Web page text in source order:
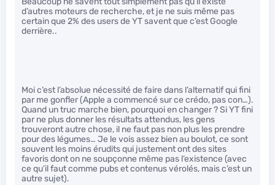
d’autres moteurs de recherche, et je ne suis même pas
certain que 2% des users de YT savent que c’est Google
derrière..
Moi c’est l’absolue nécessité de faire dans l’alternatif qui fini
par me gonfler (Apple a commencé sur ce crédo, pas con…).
Quand un truc marche bien, pourquoi en changer ? Si YT fini
par ne plus donner les résultats attendus, les gens
trouveront autre chose, il ne faut pas non plus les prendre
pour des légumes… Je le vois assez bien au boulot, ce sont
souvent les moins érudits qui justement ont des sites
favoris dont on ne soupçonne même pas l’existence (avec
ce qu’il faut comme pubs et contenus vérolés, mais c’est un
autre sujet).